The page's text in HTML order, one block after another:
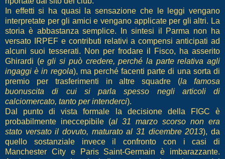
In effetti si ha quasi la sensazione che le leggi vengano
interpretate per gli amici e vengano applicate per gli altri. La
storia è abbastanza semplice. In sintesi il Parma non ha
versato IRPEF e contributi relativi a compensi anticipati ad
alcuni suoi tesserati. Non per frodare il Fisco, ha asserito
Ghirardi (e gli si può credere, perché la parte relativa agli
ingaggi è in regola), ma perché facenti parte di una sorta di
premio per trasferimenti in altre squadre (la famosa
buonuscita di cui si parla spesso negli articoli di
calciomercato, tanto per intenderci).
Dal punto di vista formale la decisione della FIGC è
probabilmente ineccepibile (al 31 marzo scorso non era
stato versato il dovuto, maturato al 31 dicembre 2013), da
quello sostanziale invece il confronto con i casi di
Manchester City e Paris Saint-Germain è imbarazzante.